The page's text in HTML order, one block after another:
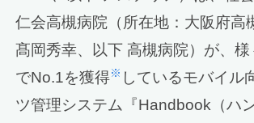
仁会高槻病院（所在地：大阪府高
髙岡秀幸、以下 高槻病院）が、様
でNo.1を獲得※ しているモバイル
ツ管理システム『Handbook（ハ